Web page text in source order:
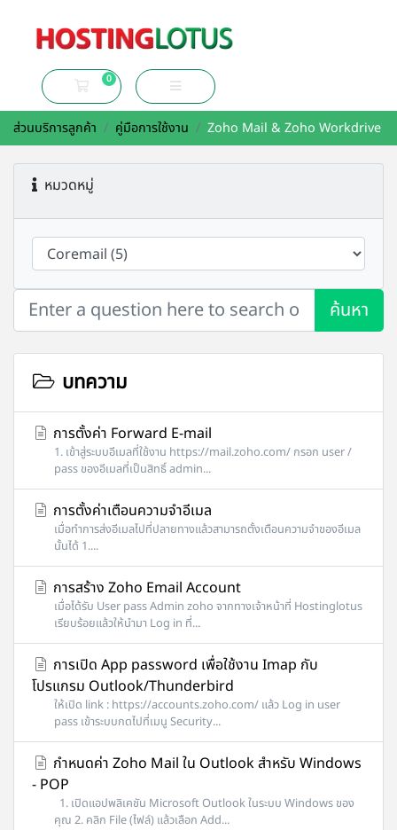
0
ตะกร้าสินค้าของฉัน
ส่วนบริการลูกค้า คู่มือการใช้งาน Zoho Mail & Zoho Workdrive
หมวดหมู่
ค้นหา
บทความ
การตั้งค่า Forward E-mail
1. เข้าสู่ระบบอีเมลที่ใช้งาน https://mail.zoho.com/ กรอก user /
pass ของอีเมลที่เป็นสิทธิ์ admin...
การตั้งค่าเตือนความจำอีเมล
เมื่อทำการส่งอีเมลไปที่ปลายทางแล้วสามารถตั้งเตือนความจำของอีเมล
นั้นได้ 1....
การสร้าง Zoho Email Account
เมื่อได้รับ User pass Admin zoho จากทางเจ้าหน้าที่ Hostinglotus
เรียบร้อยแล้วให้นำมา Log in ที่...
การเปิด App password เพื่อใช้งาน Imap กับ
โปรแกรม Outlook/Thunderbird
ให้เปิด link : https://accounts.zoho.com/ แล้ว Log in user
pass เข้าระบบกดไปที่เมนู Security...
กำหนดค่า Zoho Mail ใน Outlook สำหรับ Windows
- POP
1. เปิดแอปพลิเคชัน Microsoft Outlook ในระบบ Windows ของ
คุณ 2. คลิก File (ไฟล์) แล้วเลือก Add...